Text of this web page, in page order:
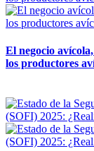
El negocio
los productores